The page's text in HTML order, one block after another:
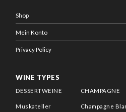
Shop
Mein Konto
Privacy Policy
WINE TYPES
DESSERTWEINE
Muskateller
CHAMPAGNE
Champagne